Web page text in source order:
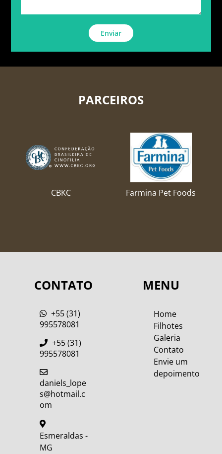
Enviar
PARCEIROS
CBKC Farmina Pet Foods
CONTATO
+55 (31)
995578081
+55 (31)
995578081
daniels_lope
s@hotmail.c
om
Esmeraldas -
MG
MENU
Home
Filhotes
Galeria
Contato
Envie um
depoimento